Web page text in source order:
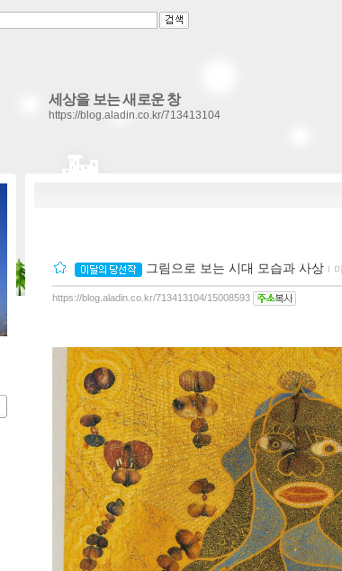
세상을 보는 새로운 창
https://blog.aladin.co.kr/713413104
그림으로 보는 시대 모습과 사상 ｌ
https://blog.aladin.co.kr/713413104/15008593